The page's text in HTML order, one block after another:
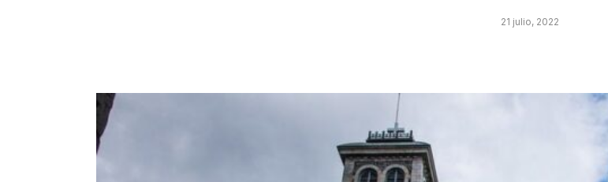
21 julio, 2022